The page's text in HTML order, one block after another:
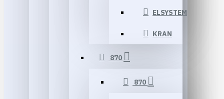
ELSYSTEM
KRAN
870
870